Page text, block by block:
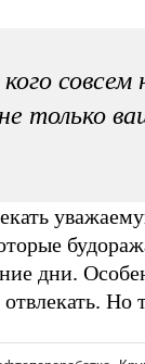
не только
дни.
Но